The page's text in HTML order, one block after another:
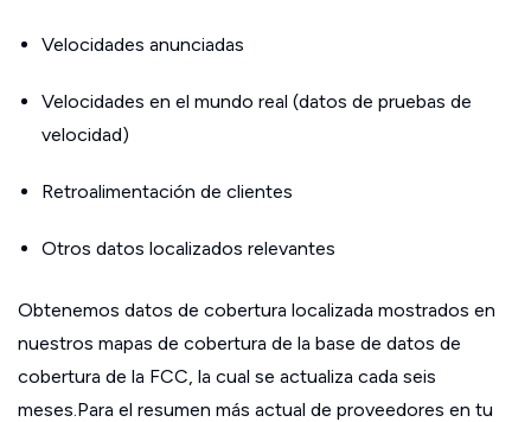
Velocidades anunciadas
Velocidades en el mundo real (datos de pruebas de
velocidad)
Retroalimentación de clientes
Otros datos localizados relevantes
Obtenemos datos de cobertura localizada mostrados en
nuestros mapas de cobertura de la base de datos de
cobertura de la FCC, la cual se actualiza cada seis
meses.Para el resumen más actual de proveedores en tu